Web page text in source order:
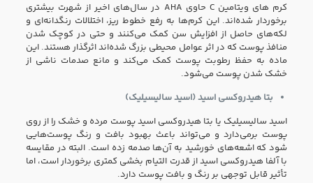
کرم های ویتامین C حاوی AHA در سال‌های اخیر از شهرت بیشتری
برخوردار شده‌اند. این کرم‌ها به رفع خطوط ریز، اختلالات رنگدانه‌ای و
لکه‌های حاصل از افزایش سن کمک می‌کنند و حتی در کوچک شدن
منافذ پوست که در اثر عوامل محیطی بزرگ شده‌اند اثرگذار هستند. این
ماده به حفظ رطوبت پوست کمک می‌کند و مانع صدمات ناشی از
خشک شدن پوست می‌شود.
بتا هیدروکسی اسید (اسید سالیسیلیک)
اسید سالیسیلیک یا بتا هیدروکسی اسید پوست مرده و خشک را از روی
پوست برمی‌دارد و می‌تواند باعث بهبود بافت و رنگ پوست‌هایی
شود که اشعه‌های خورشید به آن‌ها صدمه زده است. البته در مقایسه
با آلفا هیدروکسی اسید از قدرت التیام بخشی کمتری برخوردار است، اما
تأثیر قابل توجهی بر رنگ و بافت پوست دارد.